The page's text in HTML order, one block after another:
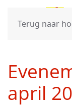
Terug naar
april